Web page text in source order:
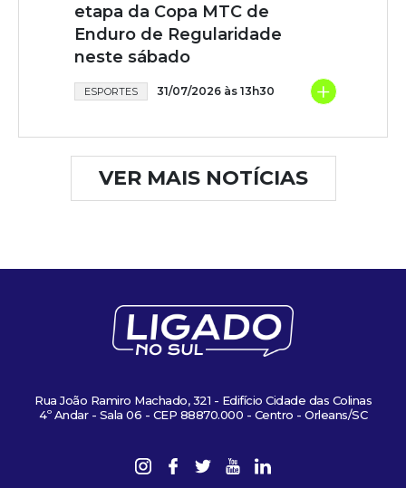
etapa da Copa MTC de
Enduro de Regularidade
neste sábado
ESPORTES 31/07/2026 às 13h30 +
VER MAIS NOTÍCIAS
Rua João Ramiro Machado, 321 - Edifício Cidade das Colinas
4º Andar - Sala 06 - CEP 88870.000 - Centro - Orleans/SC